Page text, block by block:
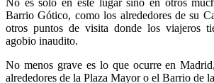
Barrio Gótico, como los alrededores de su
otros puntos de visita donde los viajeros
agobio inaudito.
No menos grave es lo que ocurre en
alrededores de la Plaza Mayor o el Barrio de